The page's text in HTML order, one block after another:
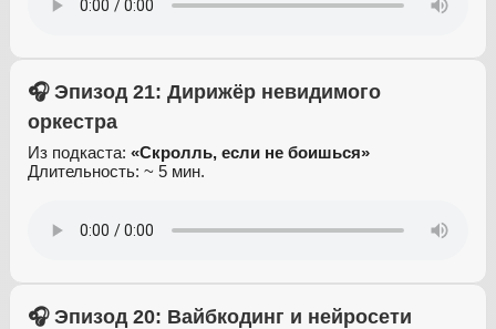
🎧 Эпизод 21: Дирижёр невидимого
оркестра
Из подкаста: «Скролль, если не боишься»
Длительность: ~ 5 мин.
🎧 Эпизод 20: Вайбкодинг и нейросети